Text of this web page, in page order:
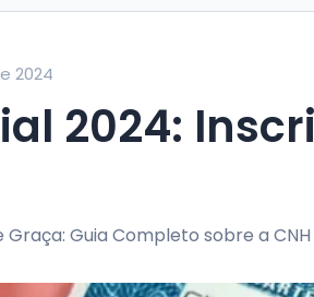
2024
2024:
Guia Completo sobre a